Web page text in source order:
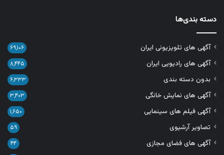
دسته بندی‌ها
آگهی های تلویزیونی ایران ۶۹,۱۰۶
آگهی های رادیویی ایران ۸,۴۴۵
بدون دسته بندی ۶,۳۳۳
آگهی های نمایش خانگی ۳,۴۰۳
آگهی فیلم های سینمایی ۱,۶۵۰
تصاویر آرشیوی ۵۹
آگهی های فضای مجازی ۴۴